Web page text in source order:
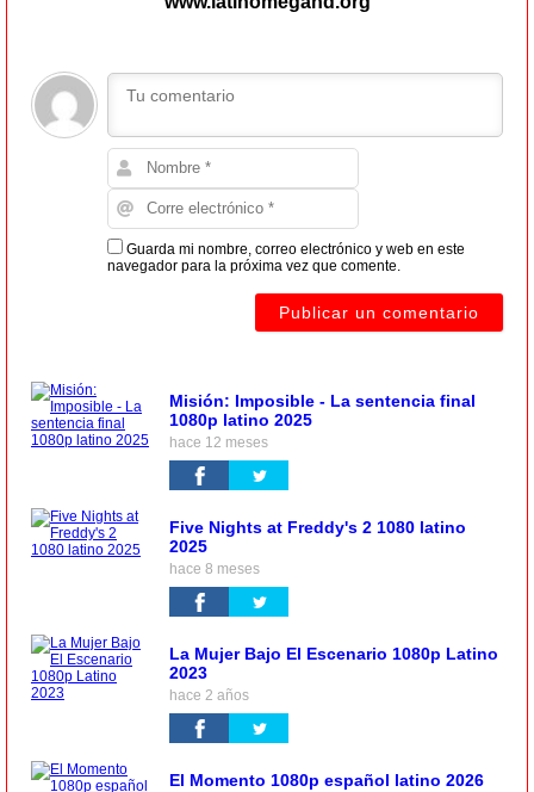
Guarda mi nombre, correo electrónico y web en este
navegador para la próxima vez que comente.
Misión: Imposible - La sentencia final
1080p latino 2025
hace 12 meses
Five Nights at Freddy's 2 1080 latino
2025
hace 8 meses
La Mujer Bajo El Escenario 1080p Latino
2023
hace 2 años
El Momento 1080p español latino 2026